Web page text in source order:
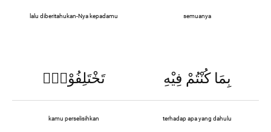
lalu diberitahukan-Nya kepadamu semuanya
تَخْتَلِفُوْنَۙ بِمَا كُنْتُمْ فِيْهِ
kamu perselisihkan terhadap apa yang dahulu